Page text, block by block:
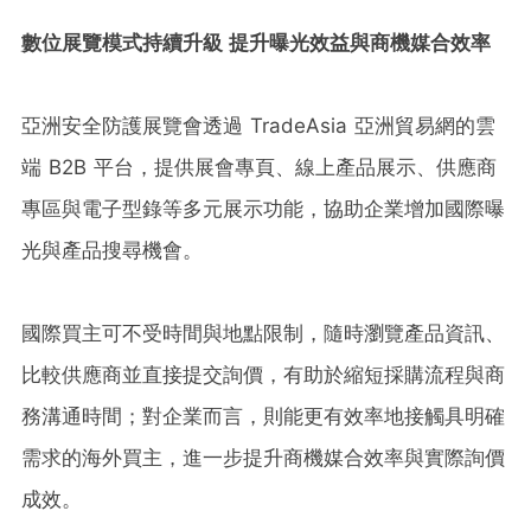
數位展覽模式持續升級 提升曝光效益與商機媒合效率
亞洲安全防護展覽會透過 TradeAsia 亞洲貿易網的雲
端 B2B 平台，提供展會專頁、線上產品展示、供應商
專區與電子型錄等多元展示功能，協助企業增加國際曝
光與產品搜尋機會。
國際買主可不受時間與地點限制，隨時瀏覽產品資訊、
比較供應商並直接提交詢價，有助於縮短採購流程與商
務溝通時間；對企業而言，則能更有效率地接觸具明確
需求的海外買主，進一步提升商機媒合效率與實際詢價
成效。